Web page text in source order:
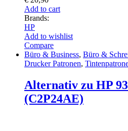
Add to cart
Brands:
HP
Add to wishlist
Compare
Büro & Business, Büro &
Drucker Patronen,
Alternativ zu HP
(C2P24AE)